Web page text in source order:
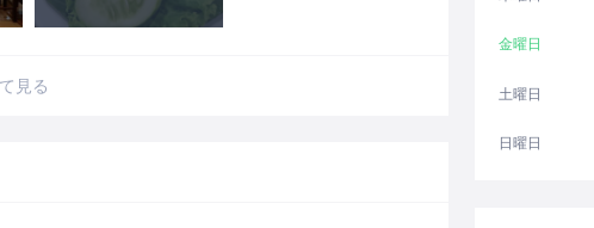
見る
金曜日
土曜日
日曜日